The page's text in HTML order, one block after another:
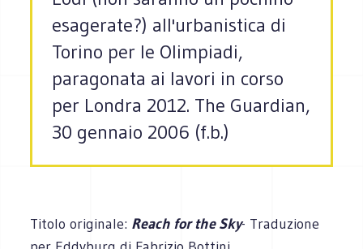
esagerate?) all'urbanistica di
Torino per le Olimpiadi,
paragonata ai lavori in corso
per Londra 2012. The Guardian,
30 gennaio 2006 (f.b.)
Titolo originale: Reach for the Sky- Traduzione